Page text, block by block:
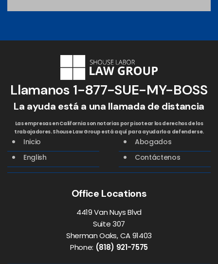
Llamanos 1-877-SUE-MY-BOSS
La ayuda está a una llamada de distancia
Las empresas en California son notorias por pisotear los derechos de los
trabajadores. Shouse Law Group está aquí para ayudarlo a defenderse.
Inicio
Abogados
English
Contáctenos
Office Locations
4419 Van Nuys Blvd
Suite 307
Sherman Oaks, CA 91403
Phone: (818) 921-7575